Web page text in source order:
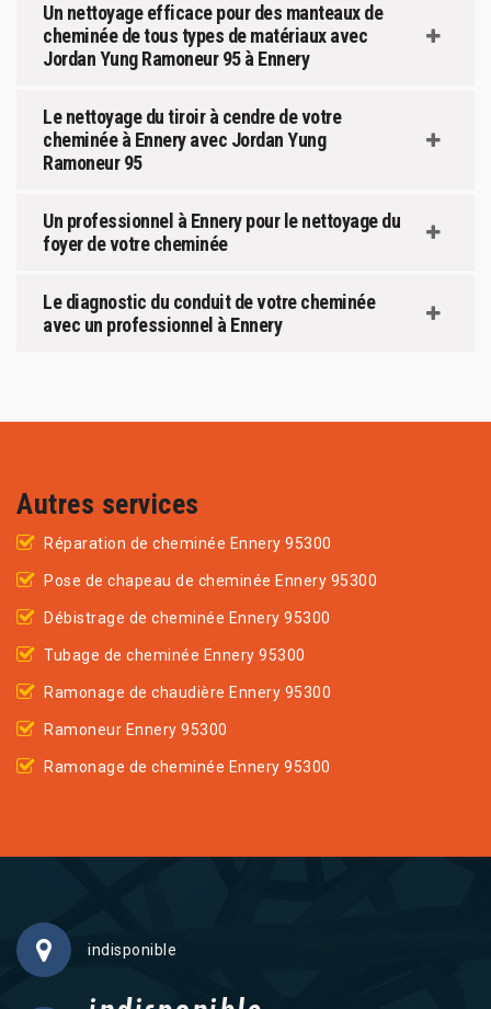
Un nettoyage efficace pour des manteaux de
cheminée de tous types de matériaux avec
Jordan Yung Ramoneur 95 à Ennery
Le nettoyage du tiroir à cendre de votre
cheminée à Ennery avec Jordan Yung
Ramoneur 95
Un professionnel à Ennery pour le nettoyage du
foyer de votre cheminée
Le diagnostic du conduit de votre cheminée
avec un professionnel à Ennery
Autres services
Réparation de cheminée Ennery 95300
Pose de chapeau de cheminée Ennery 95300
Débistrage de cheminée Ennery 95300
Tubage de cheminée Ennery 95300
Ramonage de chaudière Ennery 95300
Ramoneur Ennery 95300
Ramonage de cheminée Ennery 95300
indisponible